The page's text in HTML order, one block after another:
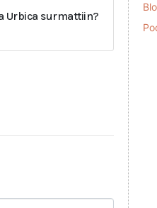
Urbica surmattiin?